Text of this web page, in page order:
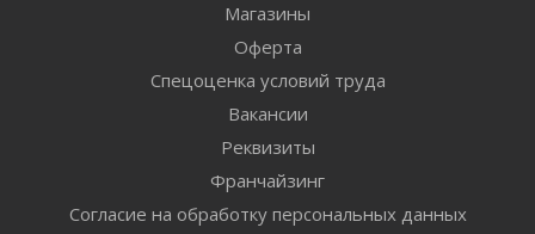
Магазины
Оферта
Спецоценка условий труда
Вакансии
Реквизиты
Франчайзинг
Согласие на обработку персональных данных